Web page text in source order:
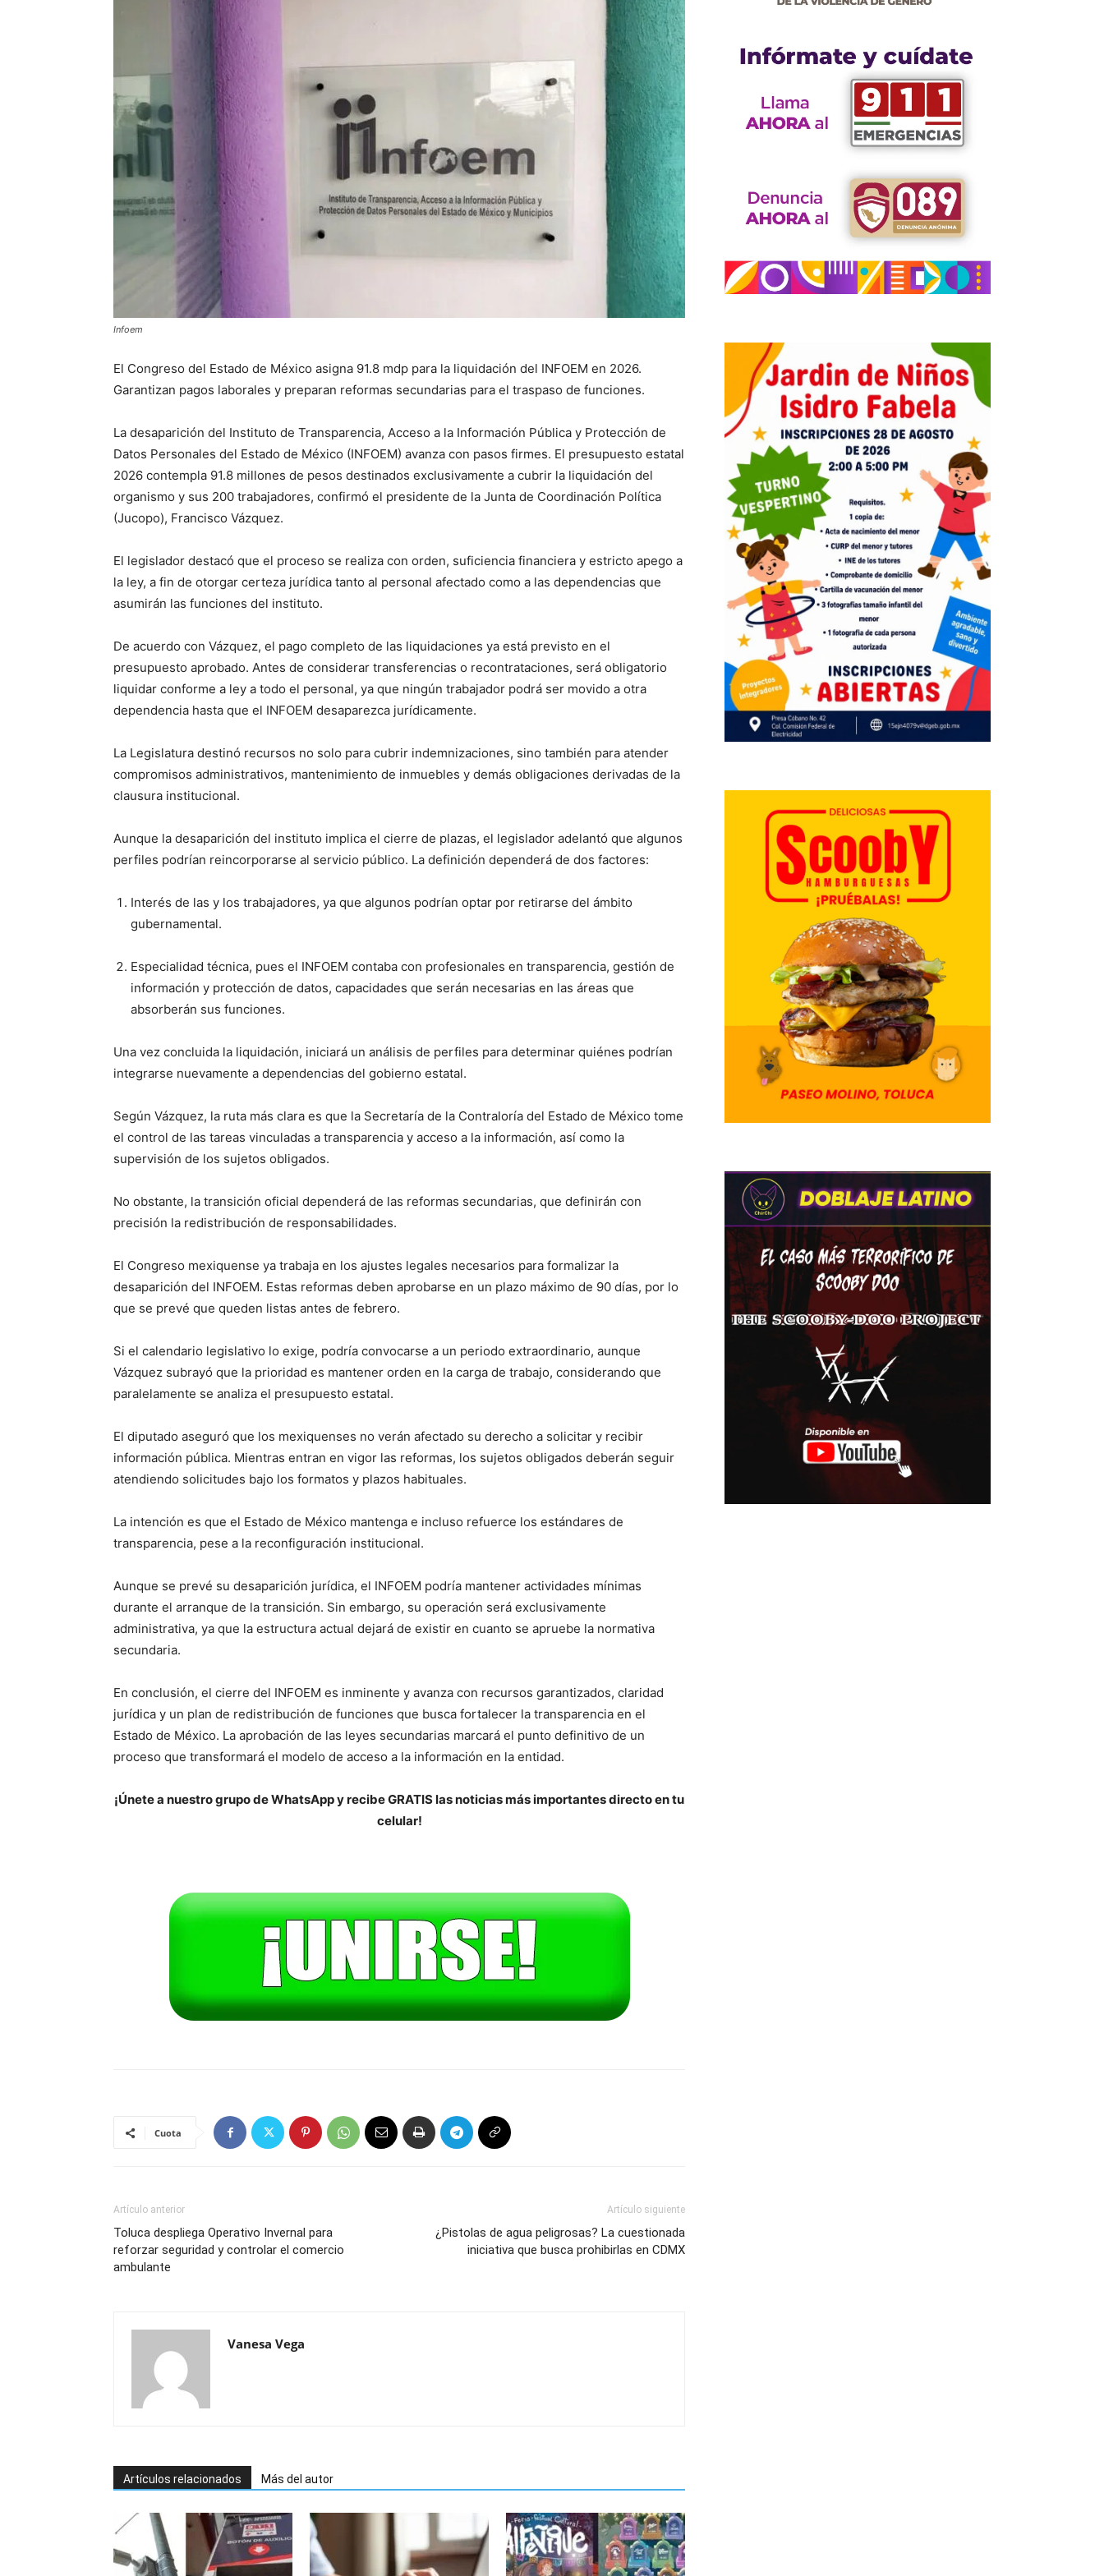
Infoem
El Congreso del Estado de México asigna 91.8 mdp para la liquidación del INFOEM en 2026.
Garantizan pagos laborales y preparan reformas secundarias para el traspaso de funciones.
La desaparición del Instituto de Transparencia, Acceso a la Información Pública y Protección de
Datos Personales del Estado de México (INFOEM) avanza con pasos firmes. El presupuesto estatal
2026 contempla 91.8 millones de pesos destinados exclusivamente a cubrir la liquidación del
organismo y sus 200 trabajadores, confirmó el presidente de la Junta de Coordinación Política
(Jucopo), Francisco Vázquez.
El legislador destacó que el proceso se realiza con orden, suficiencia financiera y estricto apego a
la ley, a fin de otorgar certeza jurídica tanto al personal afectado como a las dependencias que
asumirán las funciones del instituto.
De acuerdo con Vázquez, el pago completo de las liquidaciones ya está previsto en el
presupuesto aprobado. Antes de considerar transferencias o recontrataciones, será obligatorio
liquidar conforme a ley a todo el personal, ya que ningún trabajador podrá ser movido a otra
dependencia hasta que el INFOEM desaparezca jurídicamente.
La Legislatura destinó recursos no solo para cubrir indemnizaciones, sino también para atender
compromisos administrativos, mantenimiento de inmuebles y demás obligaciones derivadas de la
clausura institucional.
Aunque la desaparición del instituto implica el cierre de plazas, el legislador adelantó que algunos
perfiles podrían reincorporarse al servicio público. La definición dependerá de dos factores:
Interés de las y los trabajadores, ya que algunos podrían optar por retirarse del ámbito
gubernamental.
Especialidad técnica, pues el INFOEM contaba con profesionales en transparencia, gestión de
información y protección de datos, capacidades que serán necesarias en las áreas que
absorberán sus funciones.
Una vez concluida la liquidación, iniciará un análisis de perfiles para determinar quiénes podrían
integrarse nuevamente a dependencias del gobierno estatal.
Según Vázquez, la ruta más clara es que la Secretaría de la Contraloría del Estado de México tome
el control de las tareas vinculadas a transparencia y acceso a la información, así como la
supervisión de los sujetos obligados.
No obstante, la transición oficial dependerá de las reformas secundarias, que definirán con
precisión la redistribución de responsabilidades.
El Congreso mexiquense ya trabaja en los ajustes legales necesarios para formalizar la
desaparición del INFOEM. Estas reformas deben aprobarse en un plazo máximo de 90 días, por lo
que se prevé que queden listas antes de febrero.
Si el calendario legislativo lo exige, podría convocarse a un periodo extraordinario, aunque
Vázquez subrayó que la prioridad es mantener orden en la carga de trabajo, considerando que
paralelamente se analiza el presupuesto estatal.
El diputado aseguró que los mexiquenses no verán afectado su derecho a solicitar y recibir
información pública. Mientras entran en vigor las reformas, los sujetos obligados deberán seguir
atendiendo solicitudes bajo los formatos y plazos habituales.
La intención es que el Estado de México mantenga e incluso refuerce los estándares de
transparencia, pese a la reconfiguración institucional.
Aunque se prevé su desaparición jurídica, el INFOEM podría mantener actividades mínimas
durante el arranque de la transición. Sin embargo, su operación será exclusivamente
administrativa, ya que la estructura actual dejará de existir en cuanto se apruebe la normativa
secundaria.
En conclusión, el cierre del INFOEM es inminente y avanza con recursos garantizados, claridad
jurídica y un plan de redistribución de funciones que busca fortalecer la transparencia en el
Estado de México. La aprobación de las leyes secundarias marcará el punto definitivo de un
proceso que transformará el modelo de acceso a la información en la entidad.
¡Únete a nuestro grupo de WhatsApp y recibe GRATIS las noticias más importantes directo en tu
celular!
Cuota
Artículo anterior
Toluca despliega Operativo Invernal para
reforzar seguridad y controlar el comercio
ambulante
Artículo siguiente
¿Pistolas de agua peligrosas? La cuestionada
iniciativa que busca prohibirlas en CDMX
Vanesa Vega
Artículos relacionados Más del autor